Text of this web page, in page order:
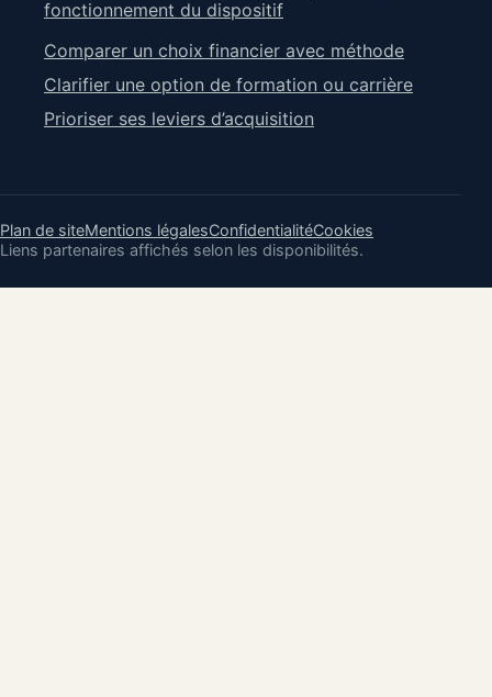
fonctionnement du dispositif
Comparer un choix financier avec méthode
Clarifier une option de formation ou carrière
Prioriser ses leviers d’acquisition
Plan de siteMentions légalesConfidentialitéCookies
Liens partenaires affichés selon les disponibilités.